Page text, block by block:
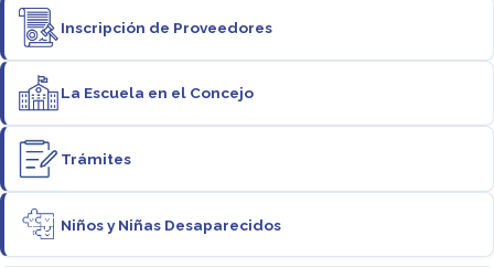
Inscripción de Proveedores
La Escuela en el Concejo
Trámites
Niños y Niñas Desaparecidos